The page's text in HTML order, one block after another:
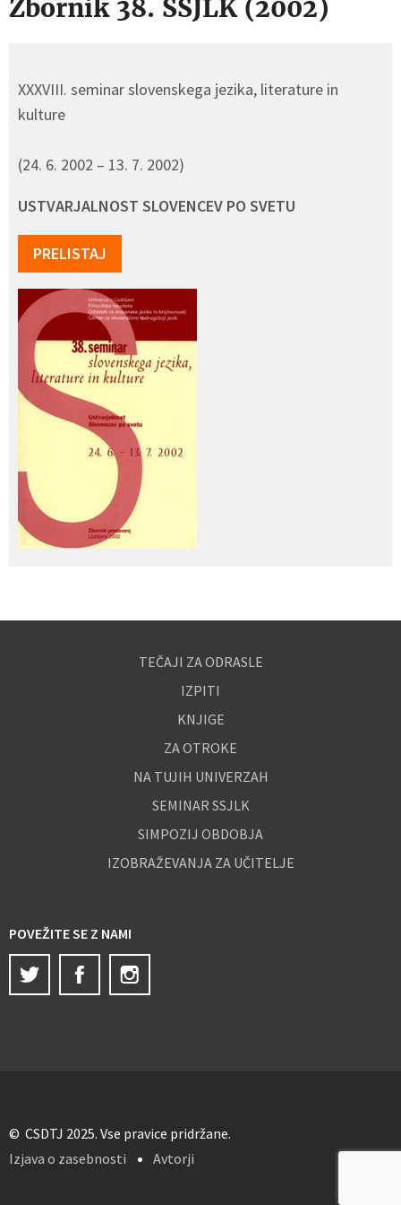
Zbornik 38. SSJLK (2002)
XXXVIII. seminar slovenskega jezika, literature in
kulture
(24. 6. 2002 – 13. 7. 2002)
USTVARJALNOST SLOVENCEV PO SVETU
PRELISTAJ
TEČAJI ZA ODRASLE
IZPITI
KNJIGE
ZA OTROKE
NA TUJIH UNIVERZAH
SEMINAR SSJLK
SIMPOZIJ OBDOBJA
IZOBRAŽEVANJA ZA UČITELJE
POVEŽITE SE Z NAMI
Twitter
Facebook
© CSDTJ 2025. Vse pravice pridržane.
Izjava o zasebnosti
Avtorji